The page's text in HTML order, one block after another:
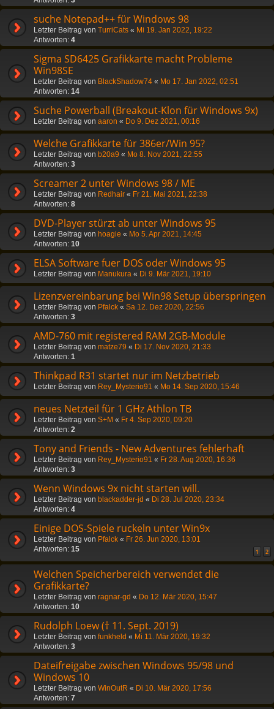
suche Notepad++ für Windows 98
Letzter Beitrag von TurriCats « Mi 19. Jan 2022, 19:22
Antworten: 4
Sigma SD6425 Grafikkarte macht Probleme
Win98SE
Letzter Beitrag von BlackShadow74 « Mo 17. Jan 2022, 02:51
Antworten: 14
Suche Powerball (Breakout-Klon für Windows 9x)
Letzter Beitrag von aaron « Do 9. Dez 2021, 00:16
Welche Grafikkarte für 386er/Win 95?
Letzter Beitrag von b20a9 « Mo 8. Nov 2021, 22:55
Antworten: 3
Screamer 2 unter Windows 98 / ME
Letzter Beitrag von Redhair « Fr 21. Mai 2021, 22:38
Antworten: 8
DVD-Player stürzt ab unter Windows 95
Letzter Beitrag von hoagie « Mo 5. Apr 2021, 14:45
Antworten: 10
ELSA Software fuer DOS oder Windows 95
Letzter Beitrag von Manukura « Di 9. Mär 2021, 19:10
Lizenzvereinbarung bei Win98 Setup überspringen
Letzter Beitrag von Pfalck « Sa 12. Dez 2020, 22:56
Antworten: 3
AMD-760 mit registered RAM 2GB-Module
Letzter Beitrag von matze79 « Di 17. Nov 2020, 21:33
Antworten: 1
Thinkpad R31 startet nur im Netzbetrieb
Letzter Beitrag von Rey_Mysterio91 « Mo 14. Sep 2020, 15:46
neues Netzteil für 1 GHz Athlon TB
Letzter Beitrag von S+M « Fr 4. Sep 2020, 09:20
Antworten: 2
Tony and Friends - New Adventures fehlerhaft
Letzter Beitrag von Rey_Mysterio91 « Fr 28. Aug 2020, 16:36
Antworten: 3
Wenn Windows 9x nicht starten will.
Letzter Beitrag von blackadder-jd « Di 28. Jul 2020, 23:34
Antworten: 4
Einige DOS-Spiele ruckeln unter Win9x
Letzter Beitrag von Pfalck « Fr 26. Jun 2020, 13:01
Antworten: 15 1 2
Welchen Speicherbereich verwendet die
Grafikkarte?
Letzter Beitrag von ragnar-gd « Do 12. Mär 2020, 15:47
Antworten: 10
Rudolph Loew († 11. Sept. 2019)
Letzter Beitrag von funkheld « Mi 11. Mär 2020, 19:32
Antworten: 3
Dateifreigabe zwischen Windows 95/98 und
Windows 10
Letzter Beitrag von WinOutR « Di 10. Mär 2020, 17:56
Antworten: 7